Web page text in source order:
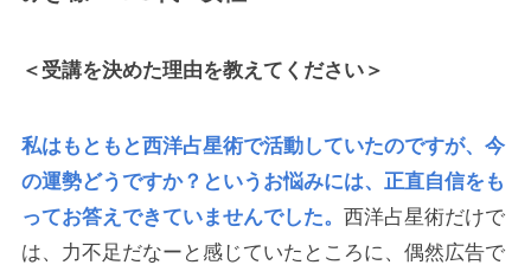
＜受講を決めた理由を教えてください＞
私はもともと西洋占星術で活動していたのですが、今
の運勢どうですか？というお悩みには、正直自信をも
ってお答えできていませんでした。 西洋占星術だけで
は、力不足だなーと感じていたところに、偶然広告で